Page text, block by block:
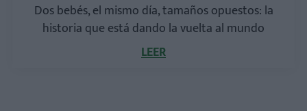
Dos bebés, el mismo día, tamaños opuestos: la
historia que está dando la vuelta al mundo
LEER